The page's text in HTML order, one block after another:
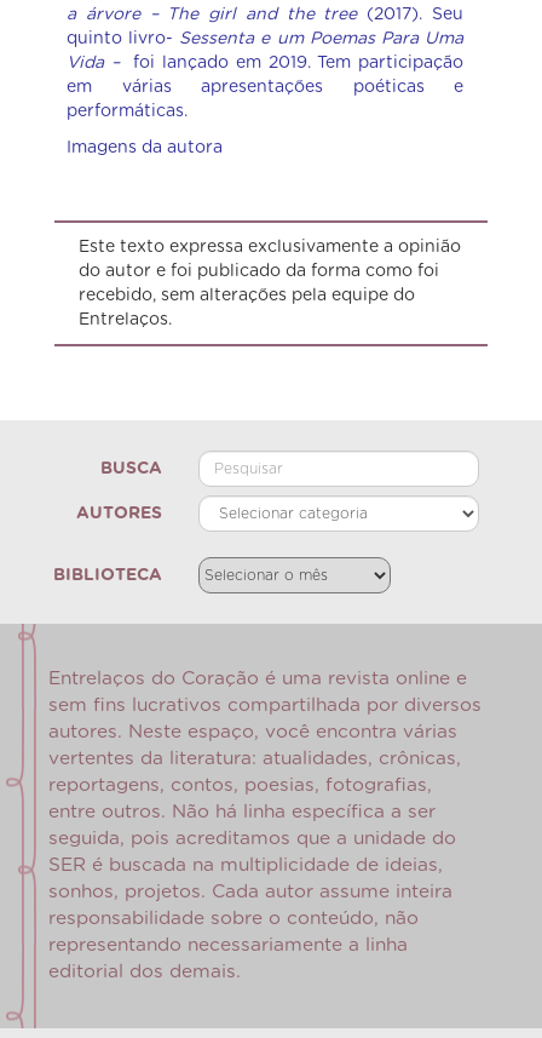
a árvore – The girl and the tree(2017). Seu
quinto livro- Sessenta e um Poemas Para Uma
Vida –foi lançado em 2019. Tem participação
em várias apresentações poéticas e
performáticas.
Imagens da autora
Este texto expressa exclusivamente a opinião
do autor e foi publicado da forma como foi
recebido, sem alterações pela equipe do
Entrelaços.
BUSCA
AUTORES
BIBLIOTECA
Entrelaços do Coração é uma revista online e
sem fins lucrativos compartilhada por diversos
autores. Neste espaço, você encontra várias
vertentes da literatura: atualidades, crônicas,
reportagens, contos, poesias, fotografias,
entre outros. Não há linha específica a ser
seguida, pois acreditamos que a unidade do
SER é buscada na multiplicidade de ideias,
sonhos, projetos. Cada autor assume inteira
responsabilidade sobre o conteúdo, não
representando necessariamente a linha
editorial dos demais.